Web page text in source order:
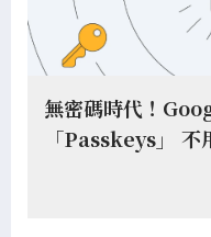
無密碼時代！
「Passkeys」